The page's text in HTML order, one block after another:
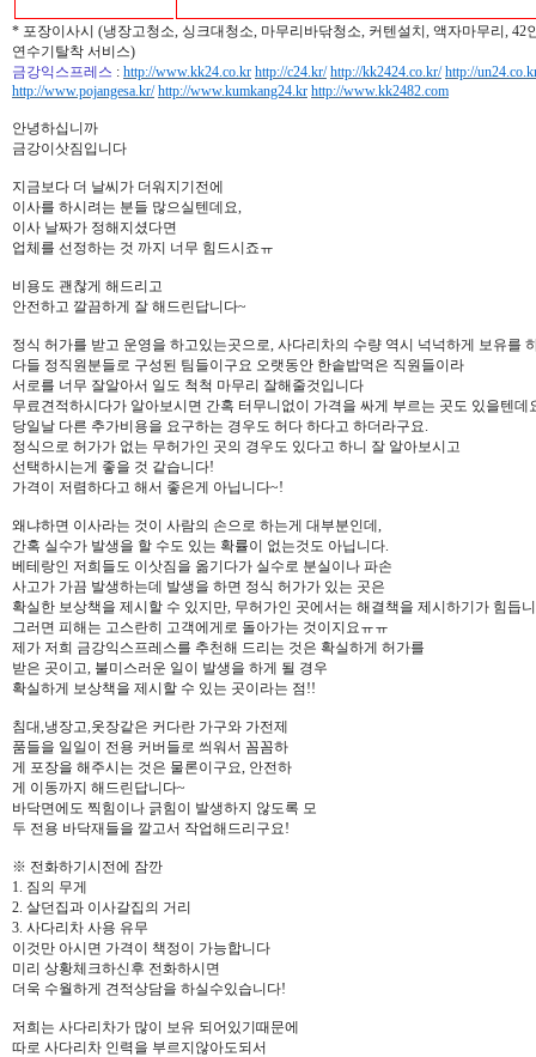
* 포장이사시 (냉장고청소, 싱크대청소, 마무리바닦청소, 커텐설치, 액자마무리,
연수기탈착 서비스)
금강익스프레스 : http://www.kk24.co.kr http://c24.kr/ http://kk2424.co.kr/ http://
http://www.pojangesa.kr/ http://www.kumkang24.kr http://www.kk2482.com
안녕하십니까
금강이삿짐입니다
지금보다 더 날씨가 더워지기전에
이사를 하시려는 분들 많으실텐데요,
이사 날짜가 정해지셨다면
업체를 선정하는 것 까지 너무 힘드시죠ㅠ
비용도 괜찮게 해드리고
안전하고 깔끔하게 잘 해드린답니다~
정식 허가를 받고 운영을 하고있는곳으로, 사다리차의 수량 역시 넉넉하게 보유를
다들 정직원분들로 구성된 팀들이구요 오랫동안 한솥밥먹은 직원들이라
서로를 너무 잘알아서 일도 척척 마무리 잘해줄것입니다
무료견적하시다가 알아보시면 간혹 터무니없이 가격을 싸게 부르는 곳도 있을텐데
당일날 다른 추가비용을 요구하는 경우도 허다 하다고 하더라구요.
정식으로 허가가 없는 무허가인 곳의 경우도 있다고 하니 잘 알아보시고
선택하시는게 좋을 것 같습니다!
가격이 저렴하다고 해서 좋은게 아닙니다~!
왜냐하면 이사라는 것이 사람의 손으로 하는게 대부분인데,
간혹 실수가 발생을 할 수도 있는 확률이 없는것도 아닙니다.
베테랑인 저희들도 이삿짐을 옮기다가 실수로 분실이나 파손
사고가 가끔 발생하는데 발생을 하면 정식 허가가 있는 곳은
확실한 보상책을 제시할 수 있지만, 무허가인 곳에서는 해결책을 제시하기가 힘듭
그러면 피해는 고스란히 고객에게로 돌아가는 것이지요ㅠㅠ
제가 저희 금강익스프레스를 추천해 드리는 것은 확실하게 허가를
받은 곳이고, 불미스러운 일이 발생을 하게 될 경우
확실하게 보상책을 제시할 수 있는 곳이라는 점!!
침대,냉장고,옷장같은 커다란 가구와 가전제
품들을 일일이 전용 커버들로 씌워서 꼼꼼하
게 포장을 해주시는 것은 물론이구요, 안전하
게 이동까지 해드린답니다~
바닥면에도 찍힘이나 긁힘이 발생하지 않도록 모
두 전용 바닥재들을 깔고서 작업해드리구요!
※ 전화하기시전에 잠깐
1. 짐의 무게
2. 살던집과 이사갈집의 거리
3. 사다리차 사용 유무
이것만 아시면 가격이 책정이 가능합니다
미리 상황체크하신후 전화하시면
더욱 수월하게 견적상담을 하실수있습니다!
저희는 사다리차가 많이 보유 되어있기때문에
따로 사다리차 인력을 부르지않아도되서